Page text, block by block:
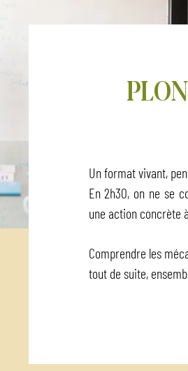
Un format vivant,
En 2h30, on ne se
une action concrète
Comprendre les
tout de suite,